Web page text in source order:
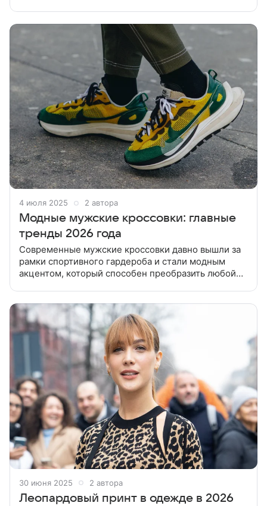
4 июля 2025 2 автора
Модные мужские кроссовки: главные
тренды 2026 года
Современные мужские кроссовки давно вышли за
рамки спортивного гардероба и стали модным
акцентом, который способен преобразить любой
30 июня 2025 2 автора
Леопардовый принт в одежде в 2026